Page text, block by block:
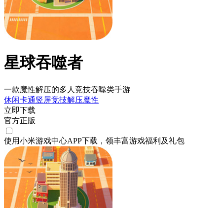
星球吞噬者
一款魔性解压的多人竞技吞噬类手游
休闲卡通竖屏竞技解压魔性
立即下载
官方正版
使用小米游戏中心APP下载 ，领丰富游戏福利 及礼包